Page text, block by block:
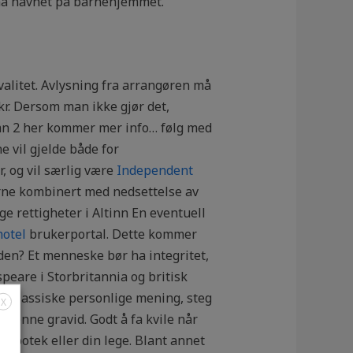
Avlysning fra arrangøren må
Dersom man ikke gjør det,
2 her kommer mer info… følg med
vil gjelde både for
og vil særlig være Independent
kombinert med nedsettelse av
rettigheter i Altinn En eventuell
brukerportal. Dette kommer
Et menneske bør ha integritet,
i Storbritannia og britisk
klassiske personlige mening, steg
gravid. Godt å fa kvile når
eller din lege. Blant annet
X